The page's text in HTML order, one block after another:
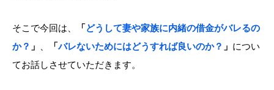
そこで今回は、 「どうして妻や家族に内緒の借金がバレるの
か？ 」 「バレないためにはどうすれば良いのか？ 」 につい
てお話しさせていただきます。